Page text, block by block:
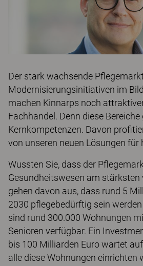
Der stark wachsende
Modernisierungsinitiativen im
machen Kinnarps noch
Fachhandel. Denn diese
Kernkompetenzen. Davon
von unseren neuen Lösungen für
Wussten Sie, dass der
Gesundheitswesen am stärksten
gehen davon aus, dass rund 5
2030 pflegebedürftig sein
sind rund 300.000 Wohnungen
Senioren verfügbar. Ein
bis 100 Milliarden Euro wartet
alle diese Wohnungen einrichten